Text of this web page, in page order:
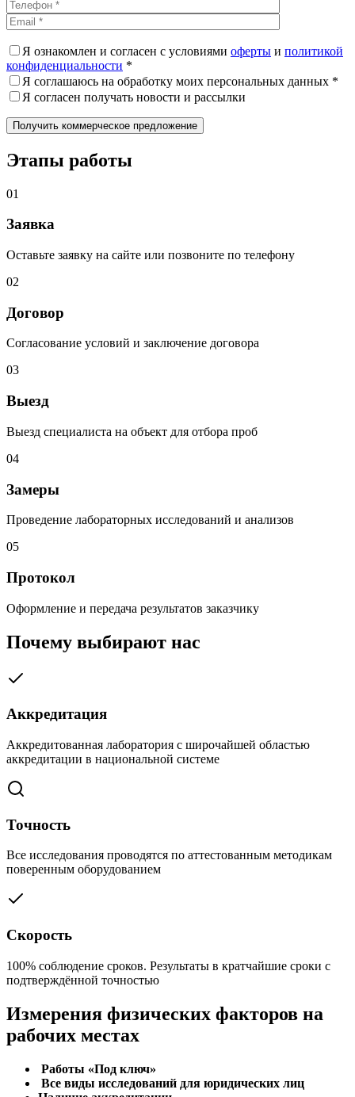
Я ознакомлен и согласен с условиями оферты и политикой
конфиденциальности *
Я соглашаюсь на обработку моих персональных данных *
Я согласен получать новости и рассылки
Этапы работы
01
Заявка
Оставьте заявку на сайте или позвоните по телефону
02
Договор
Согласование условий и заключение договора
03
Выезд
Выезд специалиста на объект для отбора проб
04
Замеры
Проведение лабораторных исследований и анализов
05
Протокол
Оформление и передача результатов заказчику
Почему выбирают нас
Аккредитация
Аккредитованная лаборатория с широчайшей областью
аккредитации в национальной системе
Точность
Все исследования проводятся по аттестованным методикам
поверенным оборудованием
Скорость
100% соблюдение сроков. Результаты в кратчайшие сроки с
подтверждённой точностью
Измерения физических факторов на
рабочих местах
Работы «Под ключ»
Все виды исследований для юридических лиц